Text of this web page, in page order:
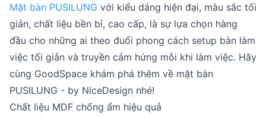
Mặt bàn PUSILUNG với kiểu dáng hiện đại, màu sắc tối
giản, chất liệu bền bỉ, cao cấp, là sự lựa chọn hàng
đầu cho những ai theo đuổi phong cách setup bàn làm
việc tối giản và truyền cảm hứng mỗi khi làm việc. Hãy
cùng GoodSpace khám phá thêm về mặt bàn
PUSILUNG - by NiceDesign nhé!
Chất liệu MDF chống ẩm hiệu quả